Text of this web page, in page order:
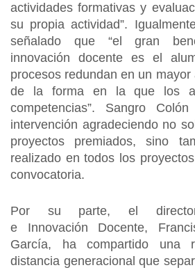
actividades formativas y
su propia actividad”.
señalado que “el gran
innovación docente es el
procesos redundan en un mayor
de la forma en la que los
competencias”. Sangro
intervención agradeciendo no
proyectos premiados, sino
realizado en todos los
convocatoria.
Por su parte, el
e Innovación Docente,
García, ha compartido una
distancia generacional que